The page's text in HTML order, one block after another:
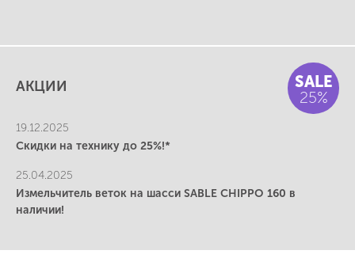
АКЦИИ
SALE
25%
19.12.2025
Скидки на технику до 25%!*
25.04.2025
Измельчитель веток на шасси SABLE CHIPPO 160 в
наличии!